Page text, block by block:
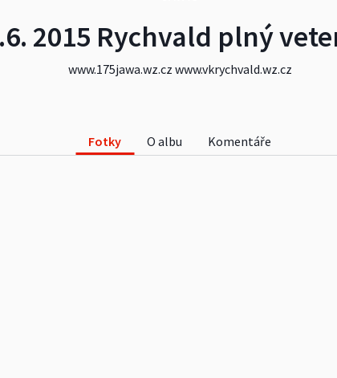
2015 Rychvald plný
www.175jawa.wz.cz www.vkrychvald.wz.cz
Fotky O albu Komentáře